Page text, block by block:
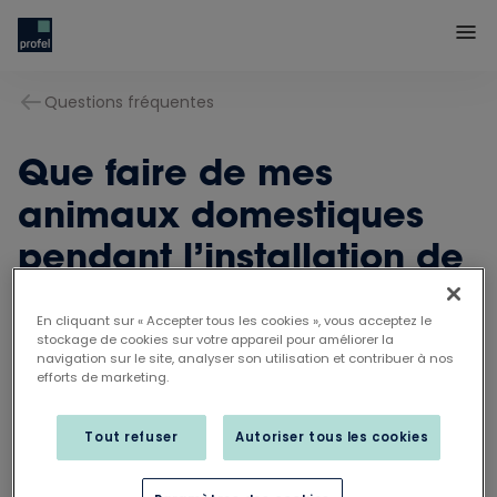
Questions fréquentes
Que faire de mes
animaux domestiques
pendant l’installation de
mes nouveaux châssis ?
Nos collaborateurs entrent et sortent
régulièrement. Prévoyez une pièce calme pour
votre animal de compagnie où les fenêtres et les
En cliquant sur « Accepter tous les cookies », vous acceptez le
stockage de cookies sur votre appareil pour améliorer la
navigation sur le site, analyser son utilisation et contribuer à nos
efforts de marketing.
Tout refuser Autoriser tous les cookies